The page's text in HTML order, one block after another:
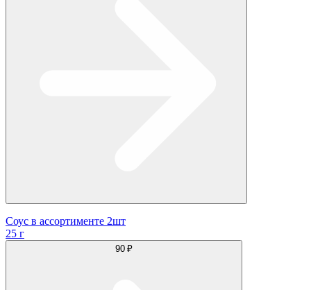
Соус в ассортименте 2шт
25 г
90 ₽